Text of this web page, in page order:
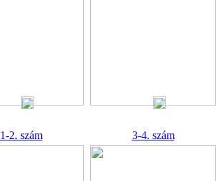
1-2. szám 3-4. szám